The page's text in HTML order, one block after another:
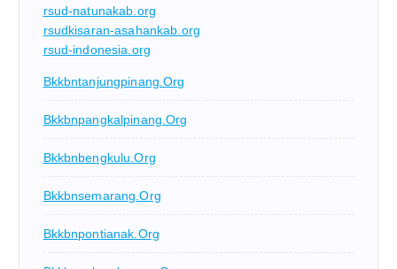
rsud-natunakab.org
rsudkisaran-asahankab.org
rsud-indonesia.org
Bkkbntanjungpinang.org
Bkkbnpangkalpinang.org
Bkkbnbengkulu.org
Bkkbnsemarang.org
Bkkbnpontianak.org